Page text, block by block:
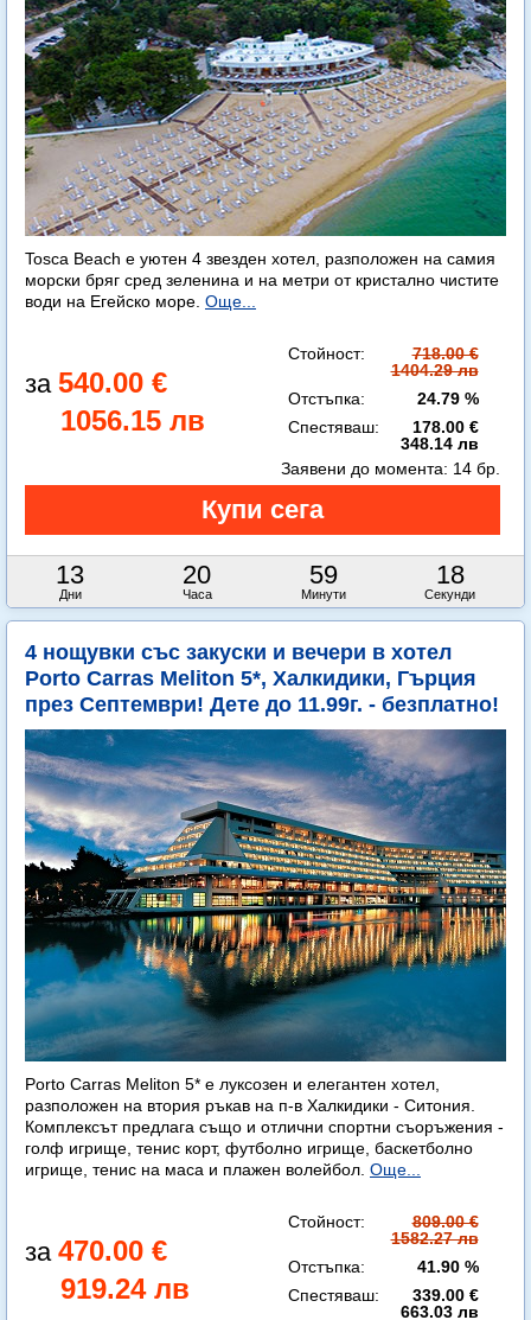
Tosca Beach е уютен 4 звезден хотел, разположен на самия
морски бряг сред зеленина и на метри от кристално чистите
води на Егейско море. Още...
540.00 €
1056.15 лв
Стойност:
718.00 €
1404.29 лв
Отстъпка:
24.79 %
Спестяваш:
178.00 €
348.14 лв
13
Дни
20
Часа
59
Минути
16
Секунди
Заявени до момента: 14 бр.
4 нощувки със закуски и вечери в хотел
Porto Carras Meliton 5*, Халкидики, Гърция
през Септември! Дете до 11.99г. - безплатно!
Porto Carras Meliton 5* е луксозен и елегантен хотел,
разположен на втория ръкав на п-в Халкидики - Ситония.
Комплексът предлага също и отлични спортни съоръжения -
голф игрище, тенис корт, футболно игрище, баскетболно
игрище, тенис на маса и плажен волейбол. Още...
470.00 €
919.24 лв
Стойност:
809.00 €
1582.27 лв
Отстъпка:
41.90 %
Спестяваш:
339.00 €
663.03 лв